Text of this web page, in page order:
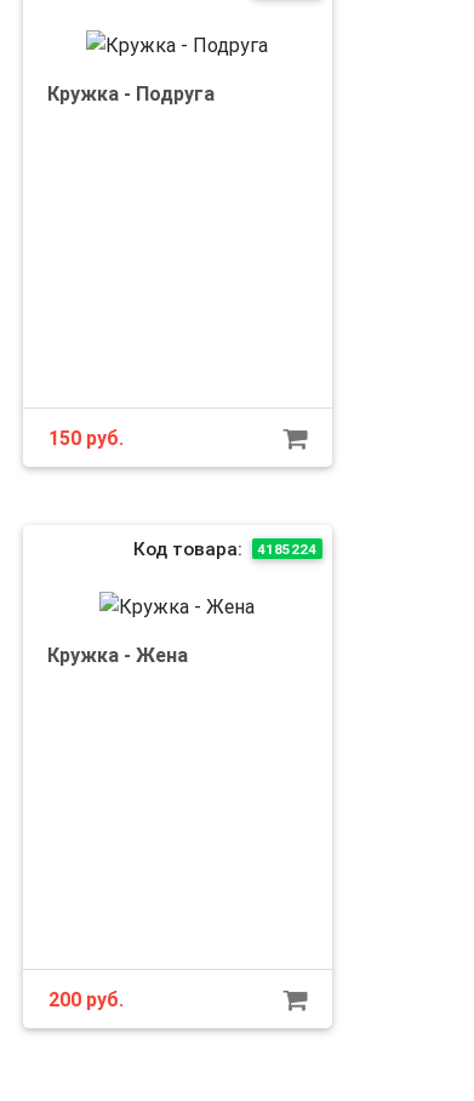
Кружка - Подруга
150руб.
Код товара: 4185224
Кружка - Жена
200руб.